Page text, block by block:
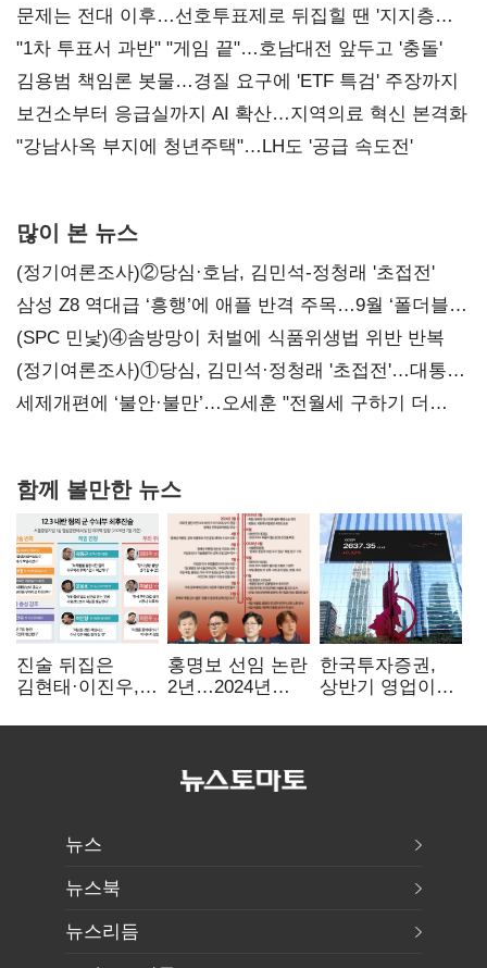
문제는 전대 이후…선호투표제로 뒤집힐 땐 '지지층
불복'
"1차 투표서 과반" "게임 끝"…호남대전 앞두고 '충돌'
김용범 책임론 봇물…경질 요구에 'ETF 특검' 주장까지
보건소부터 응급실까지 AI 확산…지역의료 혁신 본격화
"강남사옥 부지에 청년주택"…LH도 '공급 속도전'
많이 본 뉴스
(정기여론조사)②당심·호남, 김민석-정청래 '초접전'
삼성 Z8 역대급 ‘흥행’에 애플 반격 주목…9월 ‘폴더블
대전’
(SPC 민낯)④솜방망이 처벌에 식품위생법 위반 반복
(정기여론조사)①당심, 김민석·정청래 '초접전'…대통령
지지도 '50% 아래로'(종합)
세제개편에 ‘불안·불만’…오세훈 "전월세 구하기 더
함께 볼만한 뉴스
진술 뒤집은
김현태·이진우,
헌신"…법정서
홍명보 선임 논란
2년…2024년
압색까지
한국투자증권,
상반기 영업이익
전년비 89.1%↑
뉴스
뉴스북
뉴스리듬